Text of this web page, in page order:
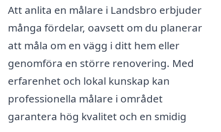
Att anlita en målare i Landsbro erbjuder
många fördelar, oavsett om du planerar
att måla om en vägg i ditt hem eller
genomföra en större renovering. Med
erfarenhet och lokal kunskap kan
professionella målare i området
garantera hög kvalitet och en smidig